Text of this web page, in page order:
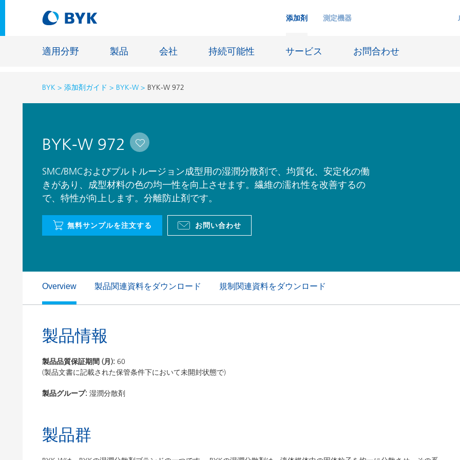
添加剤 測定機器
適用分野 製品 会社 持続可能性 サービス お問合わせ
適用分野別の推奨製品
接着剤およびシーリング材
自動車・車両用塗料
自動車補修塗料
缶コーティング
粘土（活性白土）触媒
ファイバーサイジング
床用塗料
鋳造および耐火
ホームケアおよび業務・工業用洗浄剤
潤滑油および離型
防食および船舶塗料
BYK 添加剤ガイド BYK-W BYK-W 972
BYK-W 972
SMC/BMCおよびプルトルージョン成型用の湿潤分散剤で、均質化、安定化の働
きがあり、成型材料の色の均一性を向上させます。繊維の濡れ性を改善するの
で、特性が向上します。分離防止剤です。
無料サンプルを注文する お問い合わせ
Overview 製品関連資料をダウンロード 規制関連資料をダウンロード
製品情報
製品品質保証期間 (月): 60
(製品文書に記載された保管条件下において未開封状態で)
製品グループ: 湿潤分散剤
製品群